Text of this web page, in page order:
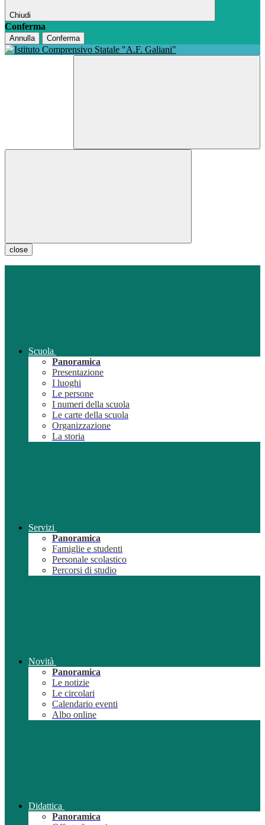
Chiudi
Conferma
Annulla Conferma
close
Scuola
Panoramica
Presentazione
I luoghi
Le persone
I numeri della scuola
Le carte della scuola
Organizzazione
La storia
Servizi
Panoramica
Famiglie e studenti
Personale scolastico
Percorsi di studio
Novità
Panoramica
Le notizie
Le circolari
Calendario eventi
Albo online
Didattica
Panoramica